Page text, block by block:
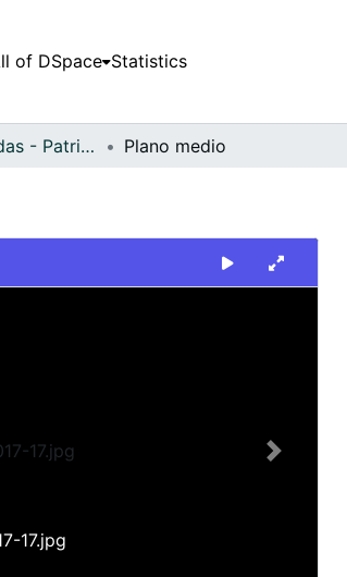
of DSpace Statistics
FCCV - Fachadas - Patrimonial Plano medio
17.jpg
Next